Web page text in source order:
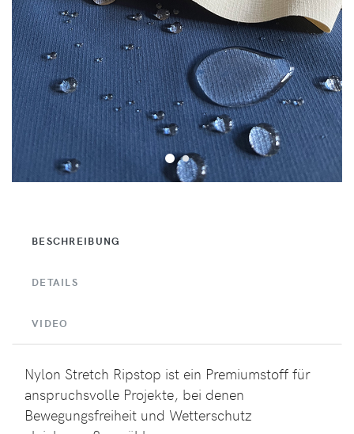
BESCHREIBUNG
DETAILS
VIDEO
Nylon Stretch Ripstop ist ein Premiumstoff für
anspruchsvolle Projekte, bei denen
Bewegungsfreiheit und Wetterschutz